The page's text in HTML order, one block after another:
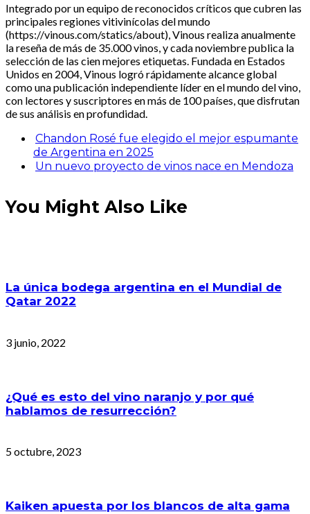
Integrado por un equipo de reconocidos críticos que cubren las
principales regiones vitivinícolas del mundo
(https://vinous.com/statics/about), Vinous realiza anualmente
la reseña de más de 35.000 vinos, y cada noviembre publica la
selección de las cien mejores etiquetas. Fundada en Estados
Unidos en 2004, Vinous logró rápidamente alcance global
como una publicación independiente líder en el mundo del vino,
con lectores y suscriptores en más de 100 países, que disfrutan
de sus análisis en profundidad.
Chandon Rosé fue elegido el mejor espumante
de Argentina en 2025
Un nuevo proyecto de vinos nace en Mendoza
You Might Also Like
La única bodega argentina en el Mundial de
Qatar 2022
3 junio, 2022
¿Qué es esto del vino naranjo y por qué
hablamos de resurrección?
5 octubre, 2023
Kaiken apuesta por los blancos de alta gama